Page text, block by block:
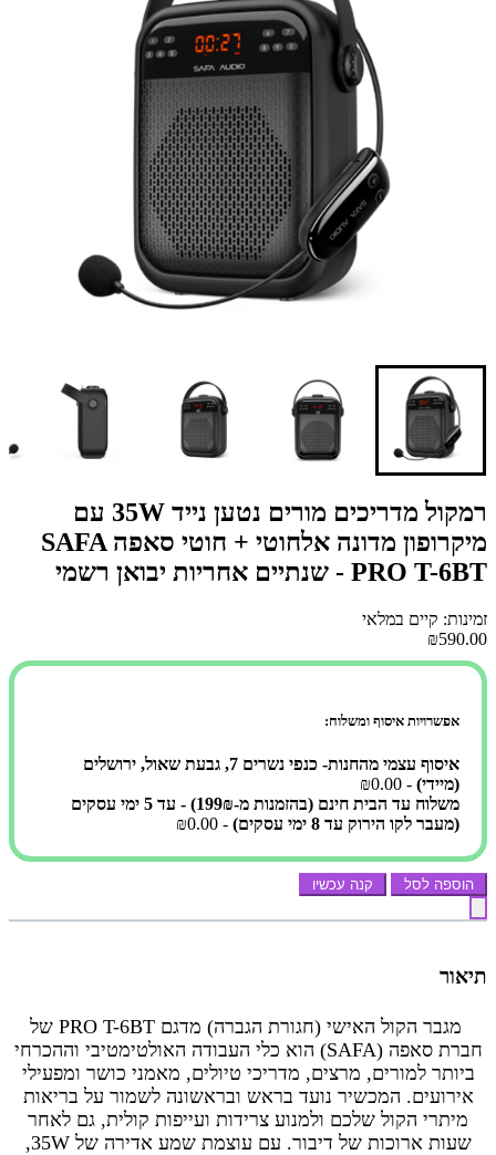
רמקול מדריכים מורים נטען נייד 35W עם
מיקרופון מדונה אלחוטי + חוטי סאפה SAFA
PRO T-6BT - שנתיים אחריות יבואן רשמי
זמינות: קיים במלאי
₪590.00
אפשרויות איסוף ומשלוח:
איסוף עצמי מהחנות- כנפי נשרים 7, גבעת שאול, ירושלים
(מיידי) - ₪0.00
משלוח עד הבית חינם (בהזמנות מ-199₪) - עד 5 ימי עסקים
(מעבר לקו הירוק עד 8 ימי עסקים)
- ₪0.00
הוספה לסל קנה עכשיו
תיאור
מגבר הקול האישי (חגורת הגברה) מדגם PRO T-6BT של
חברת סאפה (SAFA) הוא כלי העבודה האולטימטיבי וההכרחי
ביותר למורים, מרצים, מדריכי טיולים, מאמני כושר ומפעילי
אירועים. המכשיר נועד בראש ובראשונה לשמור על בריאות
מיתרי הקול שלכם ולמנוע צרידות ועייפות קולית, גם לאחר
שעות ארוכות של דיבור. עם עוצמת שמע אדירה של 35W,